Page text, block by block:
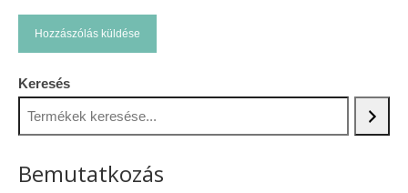
Keresés
Bemutatkozás